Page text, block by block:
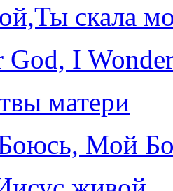
скала
God, I
матери
Мой